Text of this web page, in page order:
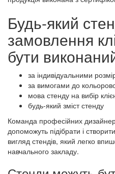
Будь-який
замовлення
бути
за індивідуальними
за вимогами до
мова стенду на вибір
будь-який зміст стенду
Команда професійних
допоможуть підібрати і
вигляд стендів, який легко
навчального закладу.